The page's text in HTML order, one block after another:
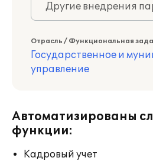
Другие внедрения
Отрасль / Функциональная
Государственное и
управление
Автоматизированы
функции:
Кадровый учет